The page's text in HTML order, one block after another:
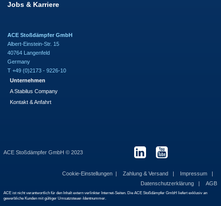
Jobs & Karriere
ACE Stoßdämpfer GmbH
Albert-Einstein-Str. 15
40764 Langenfeld
Germany
T +49 (0)2173 - 9226-10
Unternehmen
A Stabilus Company
Kontakt & Anfahrt
ACE Stoßdämpfer GmbH © 2023
Cookie-Einstellungen Zahlung & Versand
Impressum
Datenschutzerklärung
AGB
ACE ist nicht verantwortlich für den Inhalt extern verlinkter Internet-Seiten. Die ACE Stoßdämpfer GmbH liefert exklusiv an
gewerbliche Kunden mit gültiger Umsatzsteuer-Identnummer.